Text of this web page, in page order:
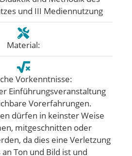
und III Mediennutzung
Material:
Vorkenntnisse:
Einführungsveranstaltung
Vorerfahrungen.
dürfen in keinster Weise
mitgeschnitten oder
da dies eine Verletzung
an Ton und Bild ist und